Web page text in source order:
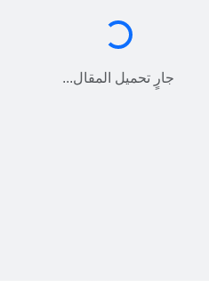
جارٍ التحميل...
جارٍ تحميل المقال...